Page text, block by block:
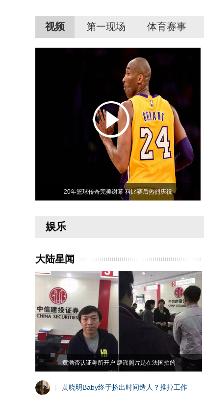
视频 第一现场 体育赛事
20年篮球传奇完美谢幕 科比赛后热烈庆祝
娱乐
大陆星闻
黄渤否认证劵所开户 辟谣照片是在法国拍的
| 黄晓明Baby终于挤出时间造人？推掉工作